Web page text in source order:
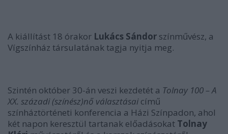
A kiállítást 18 órakor Lukács Sándor színművész, a
Vígszínház társulatának tagja nyitja meg.
Szintén október 30-án veszi kezdetét a Tolnay 100 – A
XX. századi (színész)nő választásai című
színháztörténeti konferencia a Házi Színpadon, ahol
két napon keresztül tartanak előadásokat Tolnay